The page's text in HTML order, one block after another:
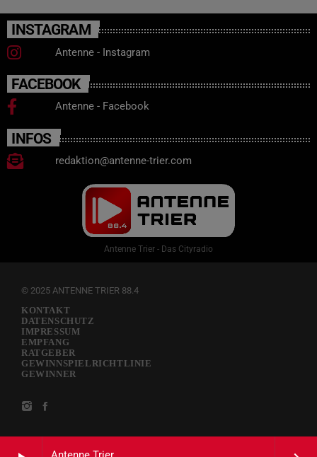
INSTAGRAM
Antenne - Instagram
FACEBOOK
Antenne - Facebook
INFOS
redaktion@antenne-trier.com
Antenne Trier - Das Cityradio
© 2025 ANTENNE TRIER 88.4
KONTAKT
DATENSCHUTZ
IMPRESSUM
EMPFANG
RATGEBER
GEWINNSPIELRICHTLINIE
GEWINNER